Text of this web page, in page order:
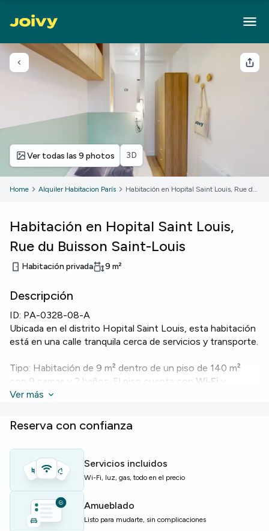
Volver
Ver todas las 9 photos 3D
Home Alquiler Habitacion París Habitación en Hopital Saint Louis, Rue du Buisson Saint-Louis
Habitación en Hopital Saint Louis,
Rue du Buisson Saint-Louis
Habitación privada 9 m²
Descripción
ID: PA-0328-08-A
Ubicada en el distrito Hopital Saint Louis, esta habitación
está en una calle tranquila cerca de servicios y transporte.
Tipo: Habitación de 9 m² dentro de un piso de 140 m²
con 9 camas y 2 baños. El piso cuenta con Wi‑Fi y
calefacción central para mayor comodidad.
El edificio incluye unalavandería común
Ideal para estudiantes o jóvenes profesionales que
buscan una vivienda compartida bien equipada en París.
Plazas limitadas — contacta cuanto antes para reservar.
Ver más
Reserva con confianza
Servicios incluidos
Wi-Fi, luz, gas, todo en el precio
Amueblado
Listo para mudarte, sin complicaciones